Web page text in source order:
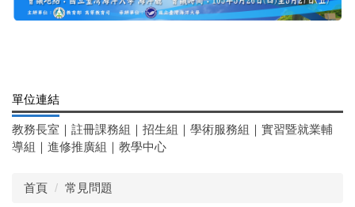
單位連結
教務長室 ｜ 註冊課務組 ｜ 招生組 ｜ 學術服務組 ｜ 實習暨就業輔
導組 ｜ 進修推廣組 ｜ 教學中心
首頁 常見問題